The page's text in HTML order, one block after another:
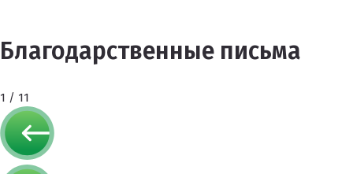
Благодарственные письма
1 / 11